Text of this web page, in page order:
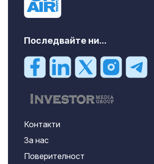
Последвайте ни...
Контакти
За нас
Поверителност